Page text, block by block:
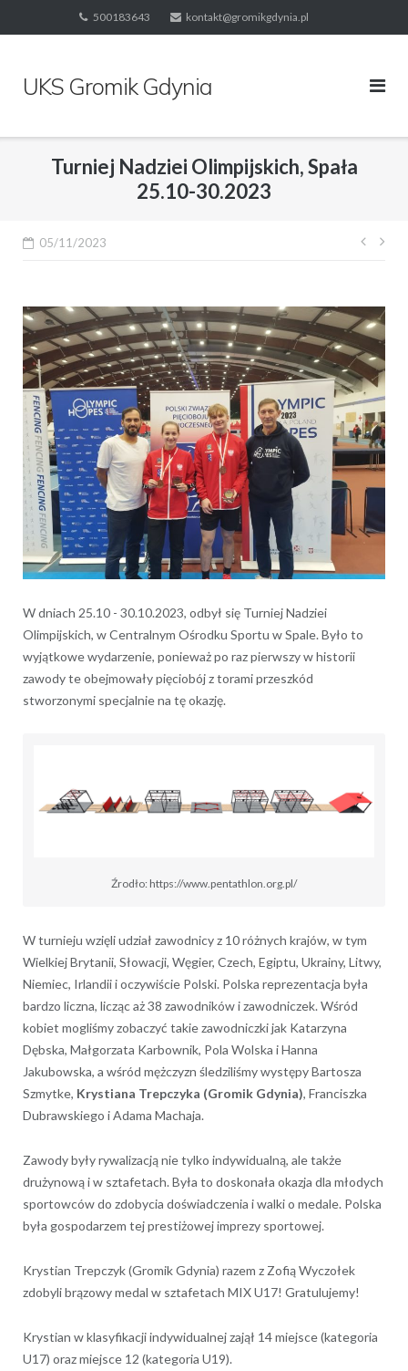
to
500183643 kontakt@gromikgdynia.pl
UKS Gromik Gdynia
Turniej Nadziei Olimpijskich, Spała
25.10-30.2023
05/11/2023
W dniach 25.10 - 30.10.2023, odbył się Turniej Nadziei
Olimpijskich, w Centralnym Ośrodku Sportu w Spale. Było to
wyjątkowe wydarzenie, ponieważ po raz pierwszy w historii
zawody te obejmowały pięciobój z torami przeszkód
stworzonymi specjalnie na tę okazję.
Źrodło: https://www.pentathlon.org.pl/
W turnieju wzięli udział zawodnicy z 10 różnych krajów, w tym
Wielkiej Brytanii, Słowacji, Węgier, Czech, Egiptu, Ukrainy, Litwy,
Niemiec, Irlandii i oczywiście Polski. Polska reprezentacja była
bardzo liczna, licząc aż 38 zawodników i zawodniczek. Wśród
kobiet mogliśmy zobaczyć takie zawodniczki jak Katarzyna
Dębska, Małgorzata Karbownik, Pola Wolska i Hanna
Jakubowska, a wśród mężczyzn śledziliśmy występy Bartosza
Szmytke, Krystiana Trepczyka (Gromik Gdynia), Franciszka
Dubrawskiego i Adama Machaja.
Zawody były rywalizacją nie tylko indywidualną, ale także
drużynową i w sztafetach. Była to doskonała okazja dla młodych
sportowców do zdobycia doświadczenia i walki o medale. Polska
była gospodarzem tej prestiżowej imprezy sportowej.
Krystian Trepczyk (Gromik Gdynia) razem z Zofią Wyczołek
zdobyli brązowy medal w sztafetach MIX U17! Gratulujemy!
Krystian w klasyfikacji indywidualnej zajął 14 miejsce (kategoria
U17) oraz miejsce 12 (kategoria U19).